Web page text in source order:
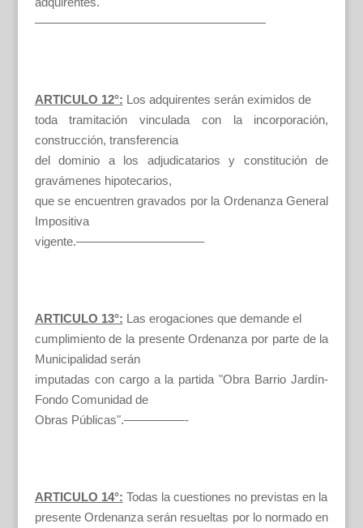
———————————————————
ARTICULO 12°: Los adquirentes serán eximidos de
toda tramitación vinculada con la incorporación,
construcción, transferencia
del dominio a los adjudicatarios y constitución de
gravámenes hipotecarios,
que se encuentren gravados por la Ordenanza General
Impositiva
vigente.——————————–
ARTICULO 13°: Las erogaciones que demande el
cumplimiento de la presente Ordenanza por parte de la
Municipalidad serán
imputadas con cargo a la partida "Obra Barrio Jardín-
Fondo Comunidad de
Obras Públicas".—————-
ARTICULO 14°: Todas la cuestiones no previstas en la
presente Ordenanza serán resueltas por lo normado en